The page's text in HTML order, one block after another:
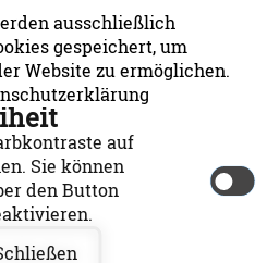
Barrierefreiheit
ausschließlich
gespeichert, um
Website zu ermöglichen.
auf
Sie können
den Button